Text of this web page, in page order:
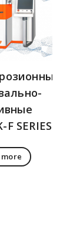
F SERIES